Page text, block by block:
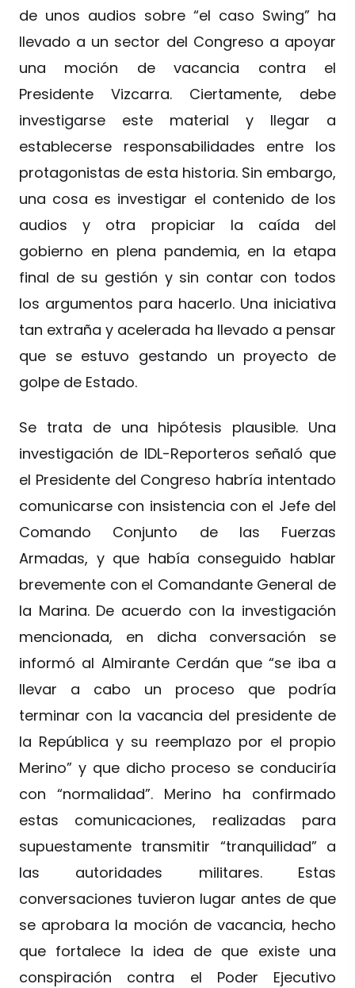
de unos audios sobre “el caso Swing” ha
llevado a un sector del Congreso a apoyar
una moción de vacancia contra el
Presidente Vizcarra. Ciertamente, debe
investigarse este material y llegar a
establecerse responsabilidades entre los
protagonistas de esta historia. Sin embargo,
una cosa es investigar el contenido de los
audios y otra propiciar la caída del
gobierno en plena pandemia, en la etapa
final de su gestión y sin contar con todos
los argumentos para hacerlo. Una iniciativa
tan extraña y acelerada ha llevado a pensar
que se estuvo gestando un proyecto de
golpe de Estado.
Se trata de una hipótesis plausible. Una
investigación de IDL-Reporteros señaló que
el Presidente del Congreso habría intentado
comunicarse con insistencia con el Jefe del
Comando Conjunto de las Fuerzas
Armadas, y que había conseguido hablar
brevemente con el Comandante General de
la Marina. De acuerdo con la investigación
mencionada, en dicha conversación se
informó al Almirante Cerdán que “se iba a
llevar a cabo un proceso que podría
terminar con la vacancia del presidente de
la República y su reemplazo por el propio
Merino” y que dicho proceso se conduciría
con “normalidad”. Merino ha confirmado
estas comunicaciones, realizadas para
supuestamente transmitir “tranquilidad” a
las autoridades militares. Estas
conversaciones tuvieron lugar antes de que
se aprobara la moción de vacancia, hecho
que fortalece la idea de que existe una
conspiración contra el Poder Ejecutivo